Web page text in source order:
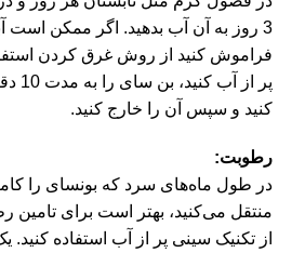
3 روز به آن آب بدهید. اگر ممکن است
فراموش کنید از روش غرق کردن
پر
کنید و سپس آن را خارج کنید.
رطوبت:
در طول ماه‌های سرد که بونسای را
منتقل می‌کنید، بهتر است برای تامین
از تکنیک سینی پر از آب استفاده